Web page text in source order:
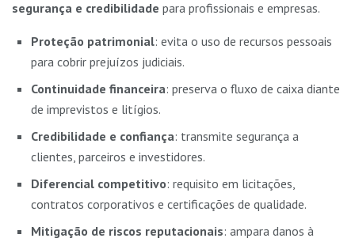
segurança e credibilidade para profissionais e empresas.
Proteção patrimonial: evita o uso de recursos pessoais
para cobrir prejuízos judiciais.
Continuidade financeira: preserva o fluxo de caixa diante
de imprevistos e litígios.
Credibilidade e confiança: transmite segurança a
clientes, parceiros e investidores.
Diferencial competitivo: requisito em licitações,
contratos corporativos e certificações de qualidade.
Mitigação de riscos reputacionais: ampara danos à